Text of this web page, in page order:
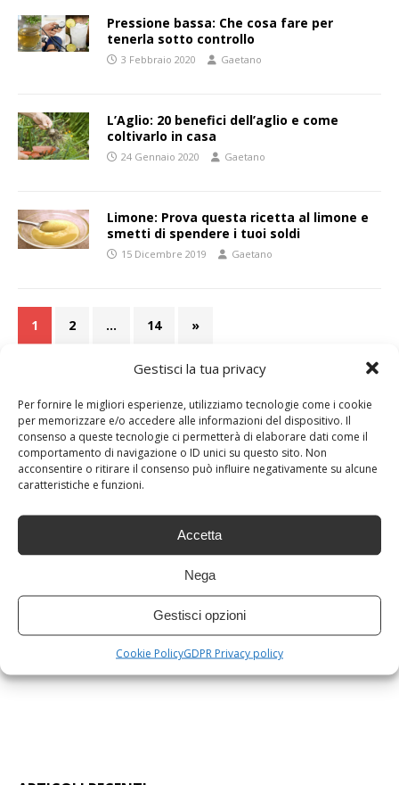
Gestisci la tua privacy
Per fornire le migliori esperienze, utilizziamo tecnologie come i cookie
per memorizzare e/o accedere alle informazioni del dispositivo. Il
consenso a queste tecnologie ci permetterà di elaborare dati come il
comportamento di navigazione o ID unici su questo sito. Non
acconsentire o ritirare il consenso può influire negativamente su alcune
caratteristiche e funzioni.
Accetta
Nega
Gestisci opzioni
Cookie PolicyGDPR Privacy policy
Pressione bassa: Che cosa fare per
tenerla sotto controllo
3 Febbraio 2020 Gaetano
L’Aglio: 20 benefici dell’aglio e come
coltivarlo in casa
24 Gennaio 2020 Gaetano
Limone: Prova questa ricetta al limone e
smetti di spendere i tuoi soldi
15 Dicembre 2019 Gaetano
1 2 … 14 »